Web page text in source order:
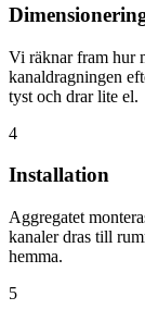
Vi räknar fram hur
kanaldragningen
tyst och drar lite el.
4
Installation
Aggregatet
kanaler dras till
hemma.
5